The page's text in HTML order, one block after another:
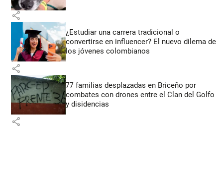
share
¿Estudiar una carrera tradicional o
convertirse en influencer? El nuevo dilema de
los jóvenes colombianos
share
77 familias desplazadas en Briceño por
combates con drones entre el Clan del Golfo
y disidencias
share